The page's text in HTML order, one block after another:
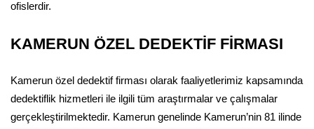
ofislerdir.
KAMERUN ÖZEL DEDEKTİF FİRMASI
Kamerun özel dedektif firması olarak faaliyetlerimiz kapsamında
dedektiflik hizmetleri ile ilgili tüm araştırmalar ve çalışmalar
gerçekleştirilmektedir. Kamerun genelinde Kamerun’nin 81 ilinde